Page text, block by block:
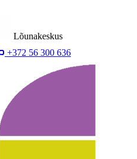
Lõunakeskus
+372 56 300 636